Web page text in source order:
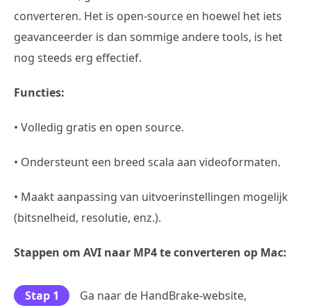
converteren. Het is open-source en hoewel het iets
geavanceerder is dan sommige andere tools, is het
nog steeds erg effectief.
Functies:
• Volledig gratis en open source.
• Ondersteunt een breed scala aan videoformaten.
• Maakt aanpassing van uitvoerinstellingen mogelijk
(bitsnelheid, resolutie, enz.).
Stappen om AVI naar MP4 te converteren op Mac:
Stap 1
Ga naar de HandBrake-website,